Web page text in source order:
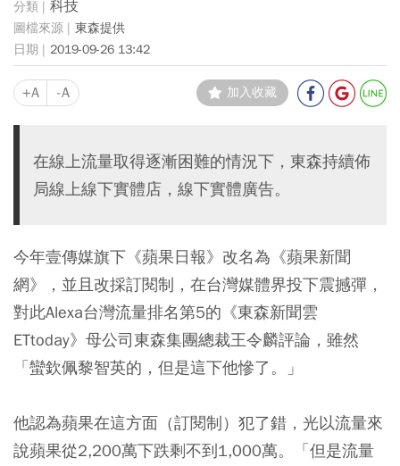
科技
東森提供
2019-09-26 13:42
+A -A 加入收藏
在線上流量取得逐漸困難的情況下，東森持續佈
局線上線下實體店，線下實體廣告。
今年壹傳媒旗下《蘋果日報》改名為《蘋果新聞
網》，並且改採訂閱制，在台灣媒體界投下震撼彈，
對此Alexa台灣流量排名第5的《東森新聞雲
ETtoday》母公司東森集團總裁王令麟評論，雖然
「蠻欽佩黎智英的，但是這下他慘了。」
他認為蘋果在這方面（訂閱制）犯了錯，光以流量來
說蘋果從2,200萬下跌剩不到1,000萬。「但是流量